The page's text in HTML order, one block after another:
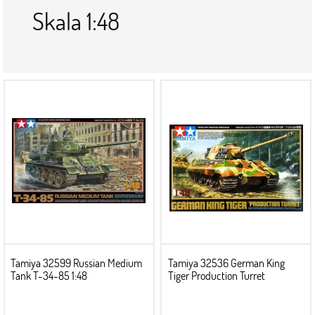
Skala 1:48
Tamiya 32599 Russian Medium
Tank T-34-85 1:48
Tamiya 32536 German King
Tiger Production Turret